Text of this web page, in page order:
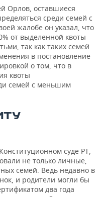
Орлов, оставшиеся
среди семей с
жалобе он указал, что
от выделенной квоты
так как таких семей
в постановление
о том, что в
квоты
семей с меньшим
суде РТ,
не только личные,
семей. Ведь недавно в
и родители могли бы
два года